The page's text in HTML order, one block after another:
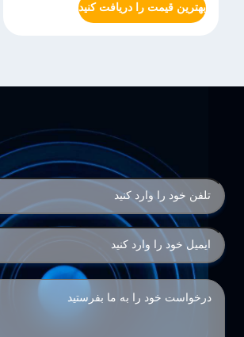
بهترین قیمت را دریافت کنید